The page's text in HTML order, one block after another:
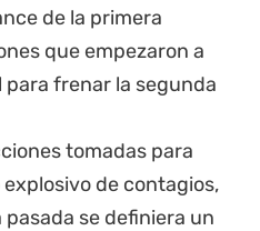
de la primera
que empezaron a
para frenar la segunda
tomadas para
de contagios,
se definiera un